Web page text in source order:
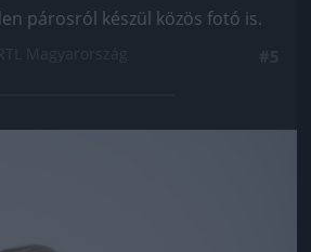
párosról készül közös fotó is.